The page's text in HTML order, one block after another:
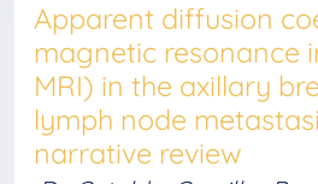
Apparent diffusion
magnetic resonance
MRI) in the axillary
lymph node
narrative review